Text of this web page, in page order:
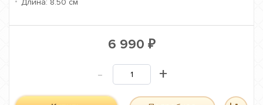
Длина: 8.50 см
6 990 ₽
- +